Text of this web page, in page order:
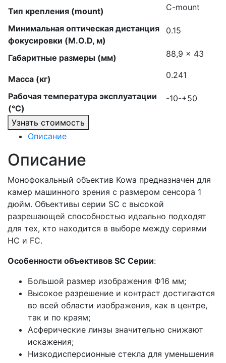
Тип крепления (mount) C-mount
Минимальная оптическая дистанция
фокусировки (M.O.D, м)
0.15
Габаритные размеры (мм) 88,9 × 43
Масса (кг) 0.241
Рабочая температура эксплуатации
(°C)
-10-+50
Узнать стоимость
Описание
Описание
Монофокальный объектив Kowa предназначен для
камер машинного зрения с размером сенсора 1
дюйм. Объективы серии SC с высокой
разрешающей способностью идеально подходят
для тех, кто находится в выборе между сериями
HC и FC.
Особенности объективов SC Серии:
Большой размер изображения Ф16 мм;
Высокое разрешение и контраст достигаются
во всей области изображения, как в центре,
так и по краям;
Асферические линзы значительно снижают
искажения;
Низкодисперсионные стекла для уменьшения